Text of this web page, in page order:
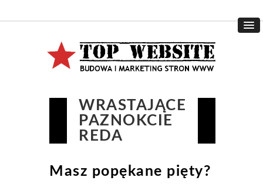
WRASTAJĄCE
PAZNOKCIE
REDA
Masz popękane pięty?